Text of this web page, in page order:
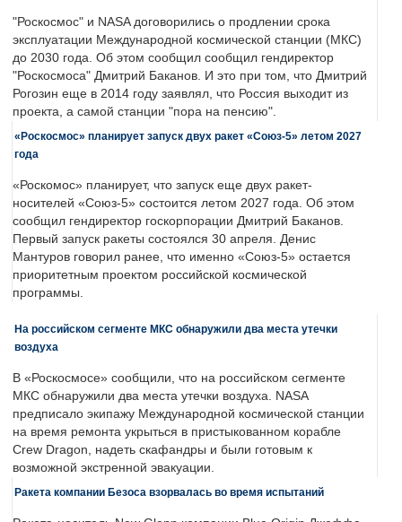
"Роскосмос" и NASA договорились о продлении срока
эксплуатации Международной космической станции (МКС)
до 2030 года. Об этом сообщил сообщил гендиректор
"Роскосмоса" Дмитрий Баканов. И это при том, что Дмитрий
Рогозин еще в 2014 году заявлял, что Россия выходит из
проекта, а самой станции "пора на пенсию".
«Роскосмос» планирует запуск двух ракет «Союз-5» летом 2027
года
«Роскомос» планирует, что запуск еще двух ракет-
носителей «Союз-5» состоится летом 2027 года. Об этом
сообщил гендиректор госкорпорации Дмитрий Баканов.
Первый запуск ракеты состоялся 30 апреля. Денис
Мантуров говорил ранее, что именно «Союз-5» остается
приоритетным проектом российской космической
программы.
На российском сегменте МКС обнаружили два места утечки
воздуха
В «Роскосмосе» сообщили, что на российском сегменте
МКС обнаружили два места утечки воздуха. NASA
предписало экипажу Международной космической станции
на время ремонта укрыться в пристыкованном корабле
Crew Dragon, надеть скафандры и были готовым к
возможной экстренной эвакуации.
Ракета компании Безоса взорвалась во время испытаний